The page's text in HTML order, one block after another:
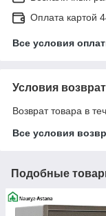
Оплата картой
Все условия
Условия
Возврат товара в
Все условия
Подобные